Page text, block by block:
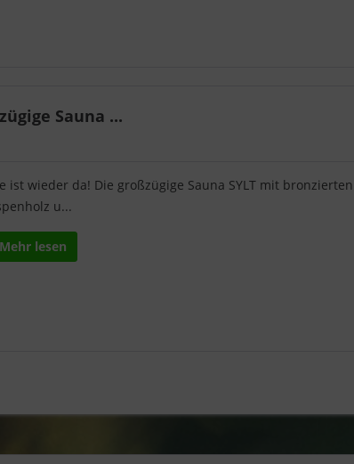
Sauna ...
ist wieder da! Die großzügige Sauna SYLT mit
u...
Mehr lesen